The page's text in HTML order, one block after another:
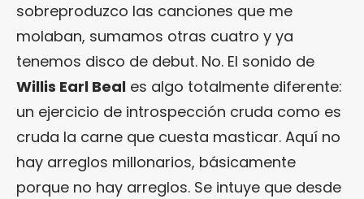
sobreproduzco las canciones que me
molaban, sumamos otras cuatro y ya
tenemos disco de debut. No. El sonido de
Willis Earl Beal es algo totalmente diferente:
un ejercicio de introspección cruda como es
cruda la carne que cuesta masticar. Aquí no
hay arreglos millonarios, básicamente
porque no hay arreglos. Se intuye que desde